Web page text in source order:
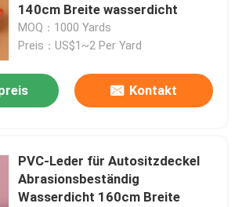
140cm Breite wasserdicht
MOQ：1000 Yards
Preis：US$1~2 Per Yard
Kontakt
PVC-Leder für Autositzdeckel
Abrasionsbeständig
Wasserdicht 160cm Breite